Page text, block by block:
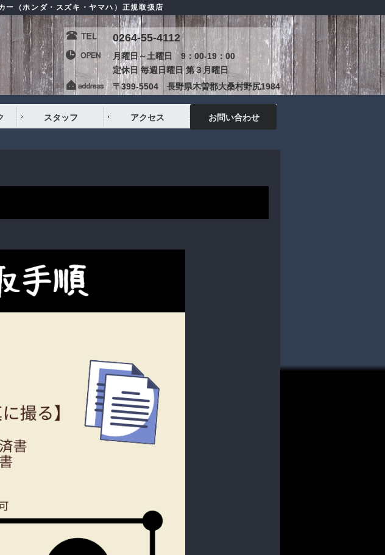
（ホンダ・スズキ・ヤマハ）正規取扱店
0264-55-4112
月曜日～土曜日 9：00-19：00
定休日 毎週日曜日 第３月曜日
〒399-5504 長野県木曽郡大桑村野尻1984
スタッフ アクセス お問い合わせ